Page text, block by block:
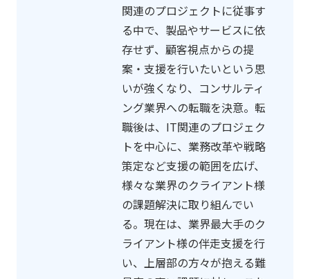
関連のプロジェクトに従事す
る中で、製品やサービスに依
存せず、顧客視点からの提
案・支援を行いたいという思
いが強くなり、コンサルティ
ング業界への転職を決意。転
職後は、IT関連のプロジェク
トを中心に、業務改革や戦略
策定など支援の範囲を広げ、
様々な業界のクライアント様
の課題解決に取り組んでい
る。現在は、業界最大手のク
ライアント様の伴走支援を行
い、上層部の方々が抱える難